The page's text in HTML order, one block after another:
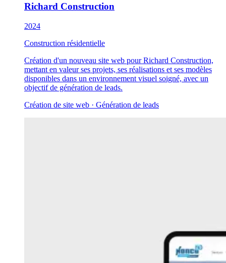
Richard Construction
2024
Construction résidentielle
Création d'un nouveau site web pour Richard Construction,
mettant en valeur ses projets, ses réalisations et ses modèles
disponibles dans un environnement visuel soigné, avec un
objectif de génération de leads.
Création de site web · Génération de leads